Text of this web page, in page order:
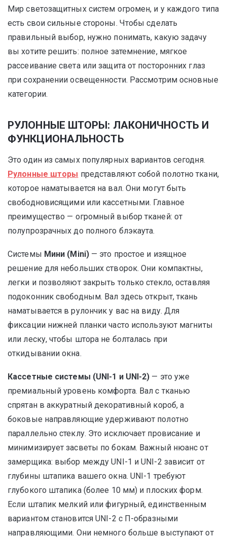
Мир светозащитных систем огромен, и у каждого типа
есть свои сильные стороны. Чтобы сделать
правильный выбор, нужно понимать, какую задачу
вы хотите решить: полное затемнение, мягкое
рассеивание света или защита от посторонних глаз
при сохранении освещенности. Рассмотрим основные
категории.
РУЛОННЫЕ ШТОРЫ: ЛАКОНИЧНОСТЬ И
ФУНКЦИОНАЛЬНОСТЬ
Это один из самых популярных вариантов сегодня.
Рулонные шторы представляют собой полотно ткани,
которое наматывается на вал. Они могут быть
свободновисящими или кассетными. Главное
преимущество — огромный выбор тканей: от
полупрозрачных до полного блэкаута.
Системы Мини (Mini)— это простое и изящное
решение для небольших створок. Они компактны,
легки и позволяют закрыть только стекло, оставляя
подоконник свободным. Вал здесь открыт, ткань
наматывается в рулончик у вас на виду. Для
фиксации нижней планки часто используют магниты
или леску, чтобы штора не болталась при
откидывании окна.
Кассетные системы (UNI-1 и UNI-2) — это уже
премиальный уровень комфорта. Вал с тканью
спрятан в аккуратный декоративный короб, а
боковые направляющие удерживают полотно
параллельно стеклу. Это исключает провисание и
минимизирует засветы по бокам. Важный нюанс от
замерщика: выбор между UNI-1 и UNI-2 зависит от
глубины штапика вашего окна. UNI-1 требуют
глубокого штапика (более 10 мм) и плоских форм.
Если штапик мелкий или фигурный, единственным
вариантом становится UNI-2 с П-образными
направляющими. Они немного больше выступают от